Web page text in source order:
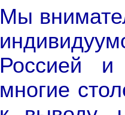
Мы
Россией
многие